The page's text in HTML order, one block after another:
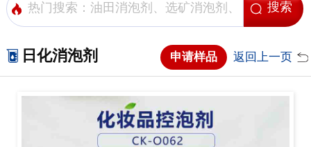
日化消泡剂 申请样品 返回上一页